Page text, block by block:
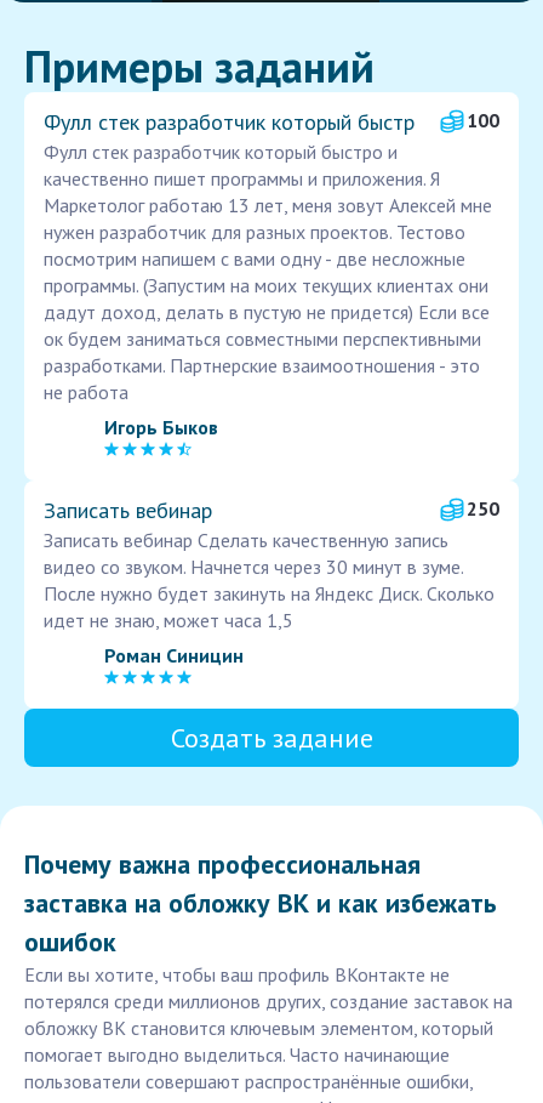
Примеры заданий
Фулл стек разработчик который быстр
100
Фулл стек разработчик который быстро и
качественно пишет программы и приложения. Я
Маркетолог работаю 13 лет, меня зовут Алексей мне
нужен разработчик для разных проектов. Тестово
посмотрим напишем с вами одну - две несложные
программы. (Запустим на моих текущих клиентах они
дадут доход, делать в пустую не придется) Если все
ок будем заниматься совместными перспективными
разработками. Партнерские взаимоотношения - это
не работа
Игорь Быков
Записать вебинар
250
Записать вебинар Сделать качественную запись
видео со звуком. Начнется через 30 минут в зуме.
После нужно будет закинуть на Яндекс Диск. Сколько
идет не знаю, может часа 1,5
Роман Синицин
Создать задание
Почему важна профессиональная
заставка на обложку ВК и как избежать
ошибок
Если вы хотите, чтобы ваш профиль ВКонтакте не
потерялся среди миллионов других, создание заставок на
обложку ВК становится ключевым элементом, который
помогает выгодно выделиться. Часто начинающие
пользователи совершают распространённые ошибки,